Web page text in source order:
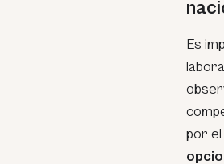
Es
por